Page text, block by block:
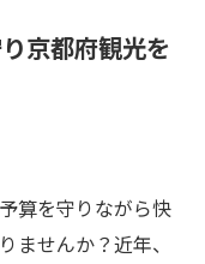
京都府観光を
算を守りながら快
ませんか？近年、